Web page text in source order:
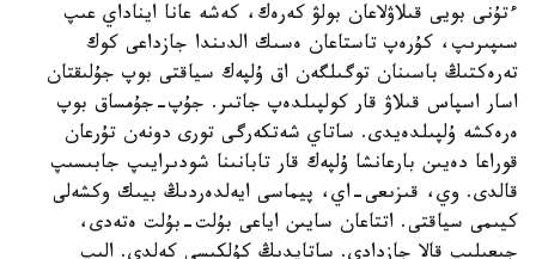
ءتۇنى بويى قىلاۋلاعان بولۋ كەرەك، كەشە عانا ايناداي عىپ
سىپىرىپ، كۇرەپ تاستاعان ەسىك الدىندا جازداعى كوك
تەرەكتىڭ باسىنان توگىلگەن اق ۇلپەك سياقتى بوپ جۇلىقتان
اسار اسپاس قىلاۋ قار كولپىلدەپ جاتىر. جۇپ-جۇمساق بوپ
ەرەكشە ۇلپىلدەيدى. ساتاي شەتكەرگى تورى دونەن تۇرعان
قوراعا دەيىن بارعانشا ۇلپەك قار تابانىنا شودىرايىپ جابىسىپ
قالدى. وي، قىزىعى-اي، پيماسى ايەلدەردىڭ بيىك وكشەلى
كيىمى سياقتى. اتتاعان سايىن اياعى بۇلت-بۇلت ەتەدى،